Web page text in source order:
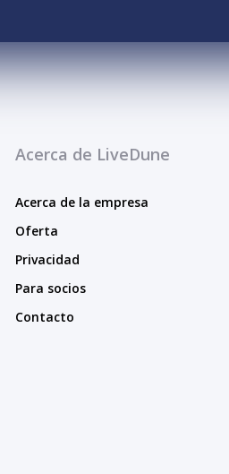
Acerca de LiveDune
Acerca de la empresa
Oferta
Privacidad
Para socios
Contacto